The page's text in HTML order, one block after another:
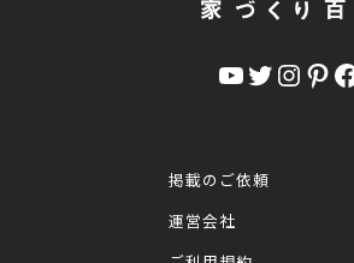
YouTube Twitter InstagramPinterest Facebook
掲載のご依頼
運営会社